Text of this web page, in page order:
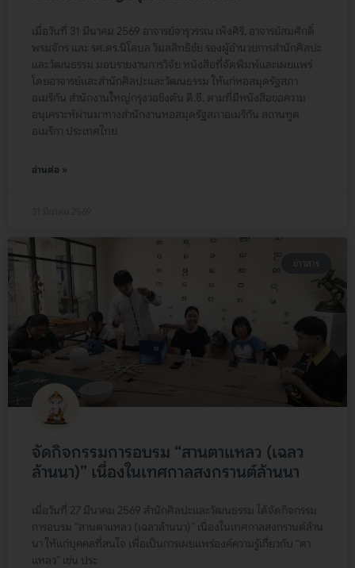
เมื่อวันที่ 31 มีนาคม 2569 อาจารย์จารุวรรณ เพ็งศิริ, อาจารย์สมศักดิ์
พรมจักร และ รศ.ดร.นิโลบล วิมลสิทธิชัย รองผู้อำนวยการสำนักศิลปะ
และวัฒนธรรม มอบรายงานการวิจัย หนังสือที่จัดพิมพ์และเผยแพร่
โดยอาจารย์และสำนักศิลปะและวัฒนธรรม ให้แก่หอสมุดรัฐสภา
อเมริกัน สำนักงานใหญ่กรุงวอชิงตัน ดี.ซี. ตามที่มีหนังสือขอความ
อนุเคราะห์ผ่านมาทางสำนักงานหอสมุดรัฐสภาอเมริกัน สถานทูต
อเมริกา ประเทศไทย
อ่านต่อ »
ข่าวสาร
จัดกิจกรรมการอบรม “สานตาแหลว (เฉลว
ล้านนา)” เนื่องในเทศกาลสงกรานต์ล้านนา
เมื่อวันที่ 27 มีนาคม 2569 สำนักศิลปะและวัฒนธรรม ได้จัดกิจกรรม
การอบรม “สานตาแหลว (เฉลวล้านนา)” เนื่องในเทศกาลสงกรานต์ล้าน
นา ให้แก่บุคคลที่สนใจ เพื่อเป็นการเผยแพร่องค์ความรู้เกี่ยวกับ “ตา
แหลว” เช่น ประ